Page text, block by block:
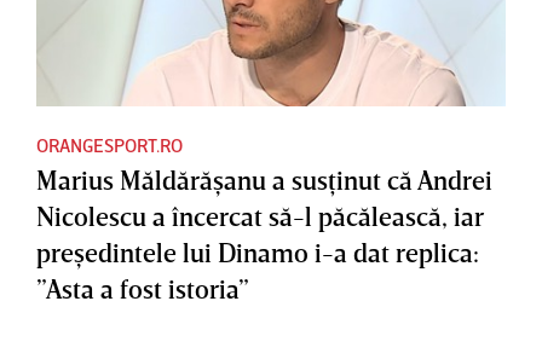
ORANGESPORT.RO
Marius Măldărăşanu a susţinut că Andrei
Nicolescu a încercat să-l păcălească, iar
preşedintele lui Dinamo i-a dat replica:
”Asta a fost istoria”